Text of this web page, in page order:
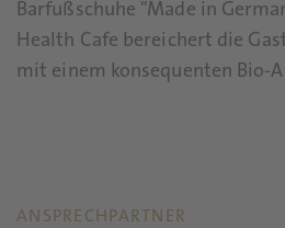
Barfußschuhe "Made in
Health Cafe bereichert die
mit einem konsequenten Bio-
ANSPRECHPARTNER